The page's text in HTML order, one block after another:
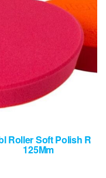
Roller Soft Polish R
125Mm